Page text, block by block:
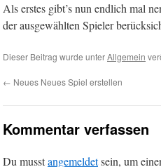
Als erstes gibt’s nun endlich mal
der ausgewählten Spieler
Dieser Beitrag wurde unterAllgemein
← Neues Neues Spiel erstellen
Kommentar verfassen
Du musstangemeldetsein, um